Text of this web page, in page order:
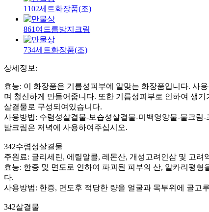
1102세트화장품(조)
861여드름방지크림
734세트화장품(조)
상세정보:
효능: 이 화장품은 기름성피부에 알맞는 화장품입니다. 사
며 청신하게 만들어줍니다. 또한 기름성피부로 인하여 생
살결물로 구성되여있습니다.
사용방법: 수렴성살결물-보습성살결물-미백영양물-물크
밤크림은 저녁에 사용하여주십시오.
342수렴성살결물
주원료: 글리세린, 에틸알콜, 레몬산, 개성고려인삼 및 고려
효능: 한증 및 면도로 인하여 파괴된 피부의 산, 알카리평
다.
사용방법: 한증, 면도후 적당한 량을 얼굴과 목부위에 골고
342살결물